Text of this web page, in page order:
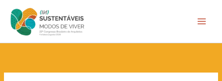
para
conteúdo